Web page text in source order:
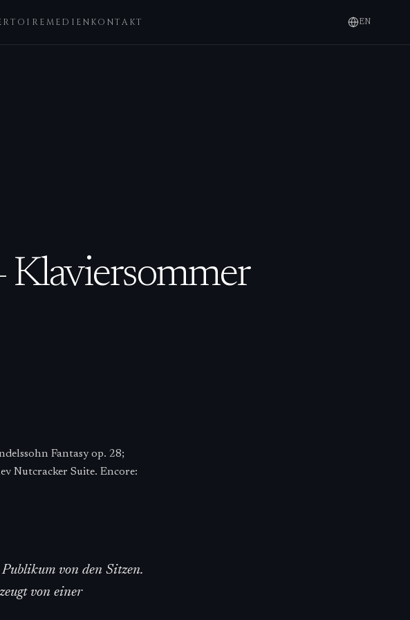
MEDIENKONTAKT EN
Klaviersommer
Fantasy op. 28;
Nutcracker Suite. Encore:
von den Sitzen.
von einer